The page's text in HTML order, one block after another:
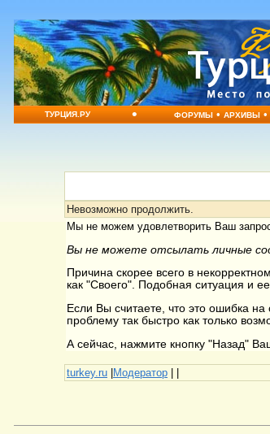
ТУРЦИЯ.РУ • ФОРУМЫ•АРХИВЫ•
Невозможно продолжить.
Мы не можем удовлетворить Ваш
Вы не можете отсылать личные
Причина скорее всего в
как "Своего". Подобная ситуация и
Если Вы считаете, что это ошибка
проблему так быстро как только
А сейчас, нажмите кнопку "Назад"
turkey.ru |Модератор | |